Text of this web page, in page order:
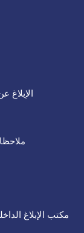
الإبلاغ
مكتب الإبلاغ